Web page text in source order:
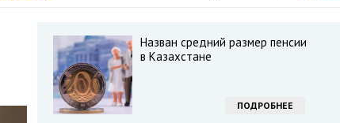
Назван средний размер пенсии
в Казахстане
ПОДРОБНЕЕ